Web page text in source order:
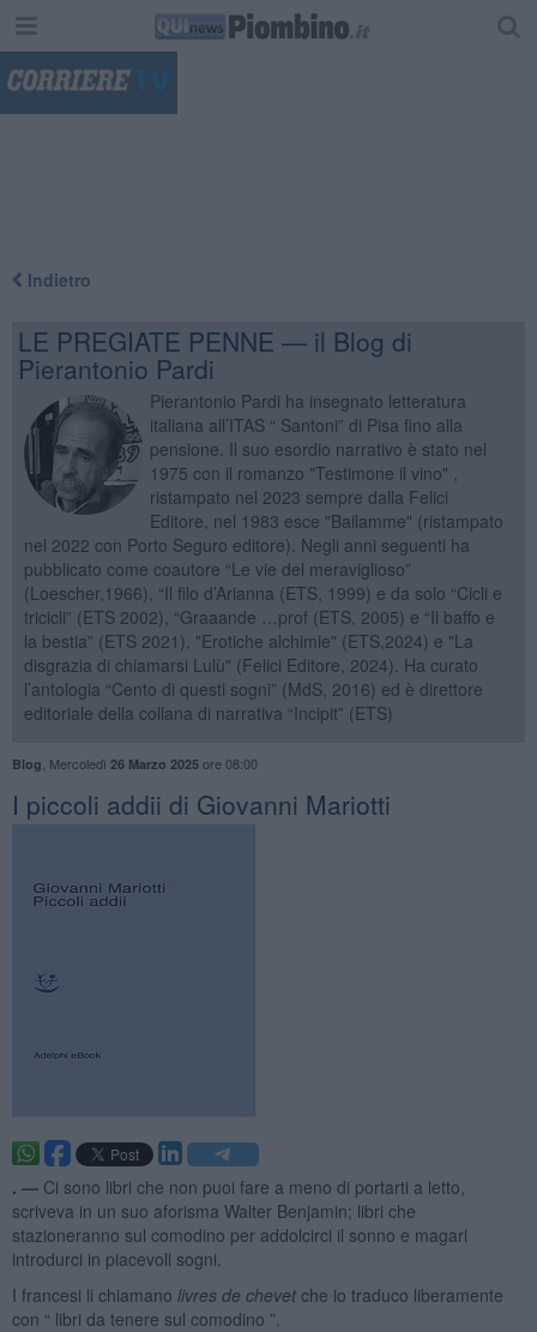
Indietro
LE PREGIATE PENNE — il Blog di
Pierantonio Pardi
Pierantonio Pardi ha insegnato letteratura
italiana all’ITAS “ Santoni” di Pisa fino alla
pensione. Il suo esordio narrativo è stato nel
1975 con il romanzo "Testimone il vino" ,
ristampato nel 2023 sempre dalla Felici
Editore, nel 1983 esce "Bailamme" (ristampato
nel 2022 con Porto Seguro editore). Negli anni seguenti ha
pubblicato come coautore “Le vie del meraviglioso”
(Loescher,1966), “Il filo d’Arianna (ETS, 1999) e da solo “Cicli e
tricicli” (ETS 2002), “Graaande …prof (ETS, 2005) e “Il baffo e
la bestia” (ETS 2021), "Erotiche alchimie" (ETS,2024) e "La
disgrazia di chiamarsi Lulù" (Felici Editore, 2024). Ha curato
l’antologia “Cento di questi sogni” (MdS, 2016) ed è direttore
editoriale della collana di narrativa “Incipit” (ETS)
Blog Mercoledì 26 Marzo 2025ore 08:00
​I piccoli addii di Giovanni Mariotti
. — Ci sono libri che non puoi fare a meno di portarti a letto,
scriveva in un suo aforisma Walter Benjamin; libri che
stazioneranno sul comodino per addolcirci il sonno e magari
introdurci in piacevoli sogni.
I francesi li chiamano livres de chevetche io traduco liberamente
con “ libri da tenere sul comodino ”.